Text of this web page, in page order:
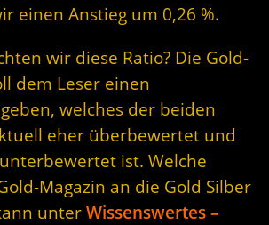
einen Anstieg um 0,26 %.
wir diese Ratio? Die Gold-
dem Leser einen
welches der beiden
eher überbewertet und
ist. Welche
Magazin an die Gold Silber
unter Wissenswertes –